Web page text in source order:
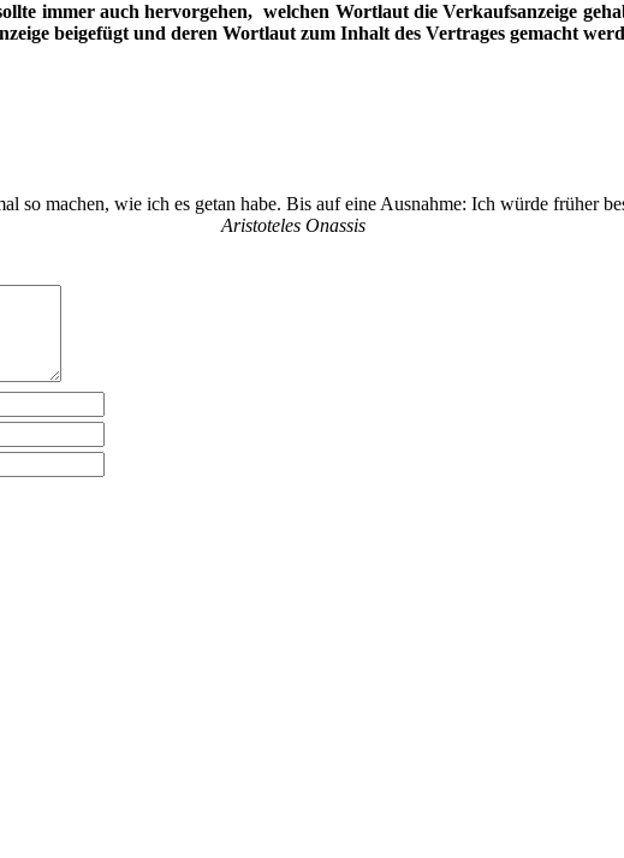
immer auch hervorgehen, welchen Wortlaut die Verkaufsanzeige
beigefügt und deren Wortlaut zum Inhalt des Vertrages gemacht
so machen, wie ich es getan habe. Bis auf eine Ausnahme: Ich würde früher
Aristoteles Onassis